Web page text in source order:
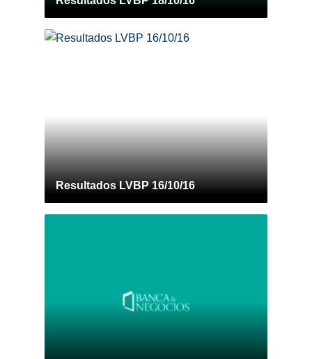
Resultados LVBP 16/10/16